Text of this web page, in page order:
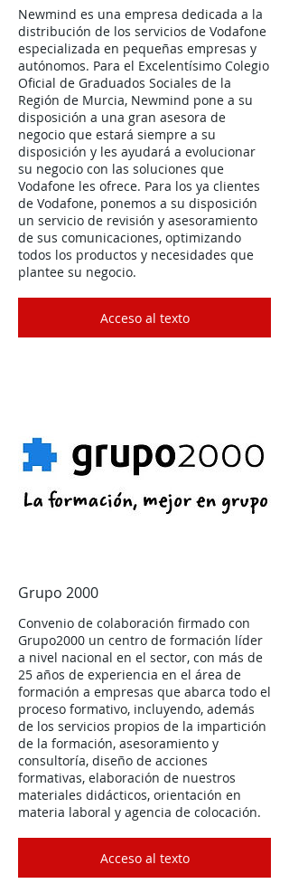
Newmind es una empresa dedicada a la
distribución de los servicios de Vodafone
especializada en pequeñas empresas y
autónomos. Para el Excelentísimo Colegio
Oficial de Graduados Sociales de la
Región de Murcia, Newmind pone a su
disposición a una gran asesora de
negocio que estará siempre a su
disposición y les ayudará a evolucionar
su negocio con las soluciones que
Vodafone les ofrece. Para los ya clientes
de Vodafone, ponemos a su disposición
un servicio de revisión y asesoramiento
de sus comunicaciones, optimizando
todos los productos y necesidades que
plantee su negocio.
Acceso al texto
Grupo 2000
Convenio de colaboración firmado con
Grupo2000 un centro de formación líder
a nivel nacional en el sector, con más de
25 años de experiencia en el área de
formación a empresas que abarca todo el
proceso formativo, incluyendo, además
de los servicios propios de la impartición
de la formación, asesoramiento y
consultoría, diseño de acciones
formativas, elaboración de nuestros
materiales didácticos, orientación en
materia laboral y agencia de colocación.
Acceso al texto